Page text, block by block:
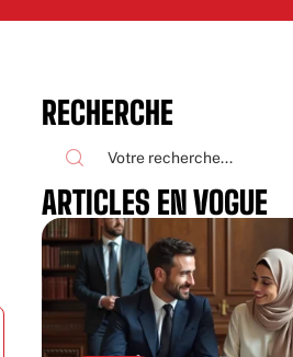
RECHERCHE
ARTICLES EN VOGUE